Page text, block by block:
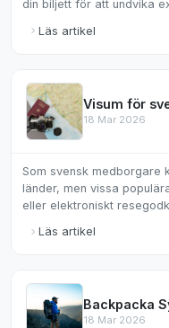
din biljett för att undvika
Läs artikel
18 Mar 2026
Som svensk medborgare
länder, men vissa
eller elektroniskt
Läs artikel
18 Mar 2026